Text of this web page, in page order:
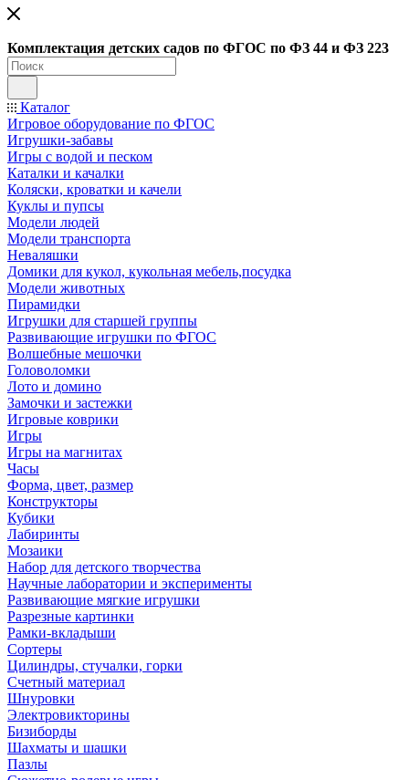
Комплектация детских садов по ФГОC по ФЗ 44 и ФЗ 223
Каталог
Игровое оборудование по ФГОС
Игрушки-забавы
Игры с водой и песком
Каталки и качалки
Коляски, кроватки и качели
Куклы и пупсы
Модели людей
Модели транспорта
Неваляшки
Домики для кукол, кукольная мебель,посудка
Модели животных
Пирамидки
Игрушки для старшей группы
Развивающие игрушки по ФГОС
Волшебные мешочки
Головоломки
Лото и домино
Замочки и застежки
Игровые коврики
Игры
Игры на магнитах
Часы
Форма, цвет, размер
Конструкторы
Кубики
Лабиринты
Мозаики
Набор для детского творчества
Научные лаборатории и эксперименты
Развивающие мягкие игрушки
Разрезные картинки
Рамки-вкладыши
Сортеры
Цилиндры, стучалки, горки
Счетный материал
Шнуровки
Электровикторины
Бизиборды
Шахматы и шашки
Пазлы